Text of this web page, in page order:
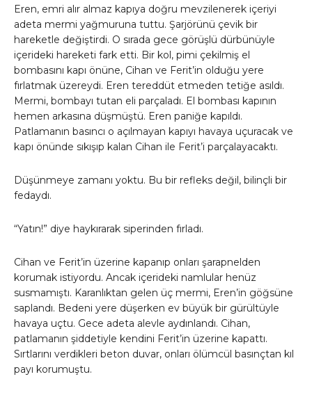
Eren, emri alır almaz kapıya doğru mevzilenerek içeriyi
adeta mermi yağmuruna tuttu. Şarjörünü çevik bir
hareketle değiştirdi. O sırada gece görüşlü dürbünüyle
içerideki hareketi fark etti. Bir kol, pimi çekilmiş el
bombasını kapı önüne, Cihan ve Ferit’in olduğu yere
fırlatmak üzereydi. Eren tereddüt etmeden tetiğe asıldı.
Mermi, bombayı tutan eli parçaladı. El bombası kapının
hemen arkasına düşmüştü. Eren paniğe kapıldı.
Patlamanın basıncı o açılmayan kapıyı havaya uçuracak ve
kapı önünde sıkışıp kalan Cihan ile Ferit’i parçalayacaktı.
Düşünmeye zamanı yoktu. Bu bir refleks değil, bilinçli bir
fedaydı.
“Yatın!” diye haykırarak siperinden fırladı.
Cihan ve Ferit’in üzerine kapanıp onları şarapnelden
korumak istiyordu. Ancak içerideki namlular henüz
susmamıştı. Karanlıktan gelen üç mermi, Eren’in göğsüne
saplandı. Bedeni yere düşerken ev büyük bir gürültüyle
havaya uçtu. Gece adeta alevle aydınlandı. Cihan,
patlamanın şiddetiyle kendini Ferit’in üzerine kapattı.
Sırtlarını verdikleri beton duvar, onları ölümcül basınçtan kıl
payı korumuştu.